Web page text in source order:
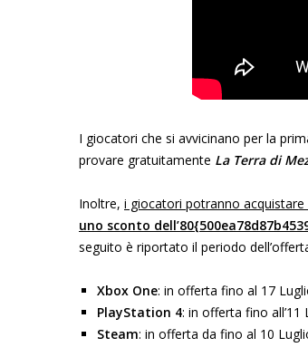
I giocatori che si avvicinano per la
provare gratuitamente La Terra di
Inoltre, i giocatori potranno acquistare
uno sconto
seguito è riportato il periodo
Xbox One: in offerta fino al 17
PlayStation 4: in offerta fino all’11
Steam: in offerta da fino al 10